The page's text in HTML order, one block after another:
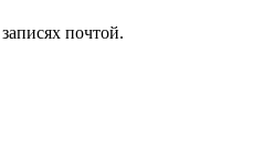
почтой.